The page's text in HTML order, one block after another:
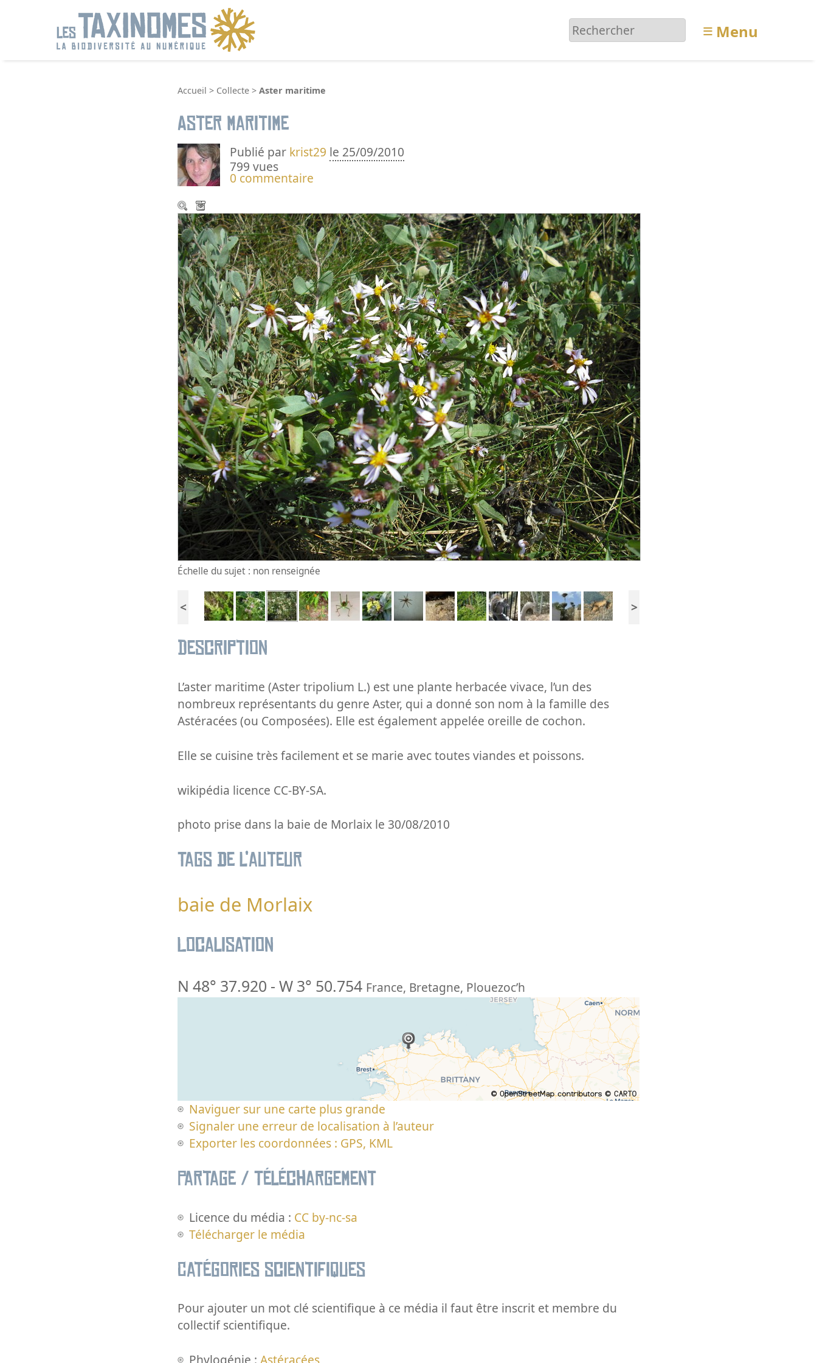
≡ Menu
Accueil > Collecte > Aster maritime
Aster maritime
Publié par krist29 le 25/09/2010
799 vues
0 commentaire
Échelle du sujet : non renseignée
< >
Description
L’aster maritime (Aster tripolium L.) est une plante herbacée vivace, l’un des
nombreux représentants du genre Aster, qui a donné son nom à la famille des
Astéracées (ou Composées). Elle est également appelée oreille de cochon.
Elle se cuisine très facilement et se marie avec toutes viandes et poissons.
wikipédia licence CC-BY-SA.
photo prise dans la baie de Morlaix le 30/08/2010
Tags de l’auteur
baie de Morlaix
Localisation
N 48° 37.920 - W 3° 50.754 France, Bretagne, Plouezoc’h
Naviguer sur une carte plus grande
Signaler une erreur de localisation à l’auteur
Exporter les coordonnées : GPS, KML
Partage / Téléchargement
Licence du média : CC by-nc-sa
Télécharger le média
Catégories scientifiques
Pour ajouter un mot clé scientifique à ce média il faut être inscrit et membre du
collectif scientifique.
Phylogénie :Astéracées